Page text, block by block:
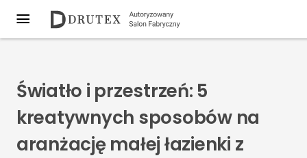
Światło i przestrzeń: 5
kreatywnych sposobów na
aranżację małej łazienki z